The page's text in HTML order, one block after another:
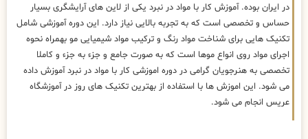
در ایران بوده. آموزش کار با مواد در نبرد یکی از لاین های آرایشگری بسیار
حساس و تخصصی است که به تجربه بالایی نیاز دارد. این دوره آموزشی شامل
تکنیک هایی برای شناخت مواد رنگ و ترکیب مواد شیمیایی مو بهمراه نحوه
اجرای مواد روی انواع موها است که به صورت جامع و جزء به جزء و کاملا
تخصصی به هنرجویان گرامی در دوره اموزشی کار با مواد در نبرد آموزش داده
می شود. این اموزش ها با استفاده از بهترین تکنیک های روز در آموزشگاه
عریس انجام می شود.